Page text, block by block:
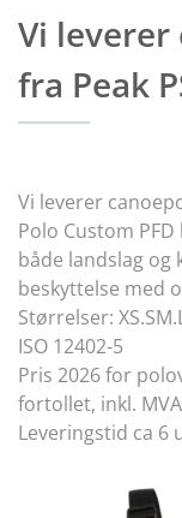
Vi
fra Peak
Vi leverer
Polo Custom
både landslag og
beskyttelse med
Størrelser:
ISO 12402-5
Pris 2026 for
fortollet, inkl.
Leveringstid ca 6